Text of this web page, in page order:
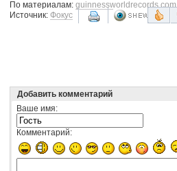
По материалам: guinnessworldrecords.com
Источник: Фокус
Добавить комментарий
Ваше имя:
Комментарий: